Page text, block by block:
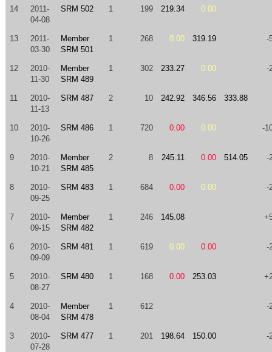
14
2011-
04-08
SRM 502 1 199 219.34 0.00
13
2011-
03-30
Member
SRM 501
1 268 0.00 319.19 -
12
2010-
11-30
Member
SRM 489
1 302 233.27 0.00 -
11
2010-
11-13
SRM 487 2 10 242.92 346.56 333.88
10
2010-
10-26
SRM 486 1 720 0.00 0.00 -
9
2010-
10-21
Member
SRM 485
2 8 245.11 0.00 514.05 -
8
2010-
09-25
SRM 483 1 684 0.00 0.00 -
7
2010-
09-15
Member
SRM 482
1 246 145.08
6
2010-
09-09
SRM 481 1 619 0.00 0.00 -
5
2010-
08-27
SRM 480 1 168 0.00 253.03
4
2010-
08-04
Member
SRM 478
1 612 -
3
2010-
07-28
SRM 477 1 201 198.64 150.00 -